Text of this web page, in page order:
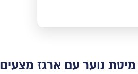
מיטת נוער עם ארגז מצעים Roma